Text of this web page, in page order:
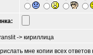
-> кириллица
мне копии всех